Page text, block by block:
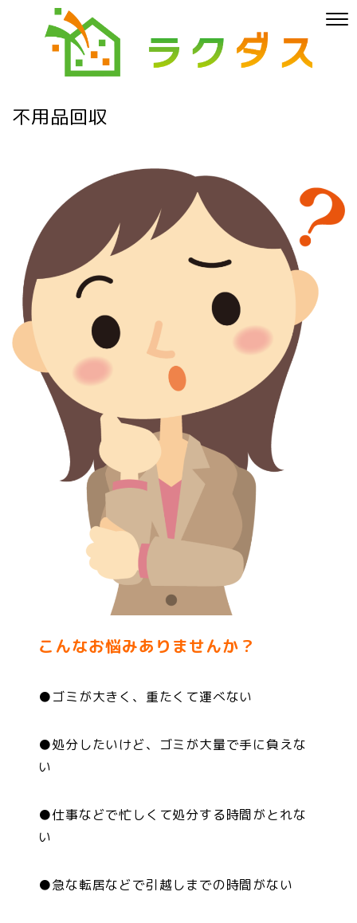
不用品回収
こんなお悩みありませんか？
●ゴミが大きく、重たくて運べない
●処分したいけど、ゴミが大量で手に負えな
い
●仕事などで忙しくて処分する時間がとれな
い
●急な転居などで引越しまでの時間がない